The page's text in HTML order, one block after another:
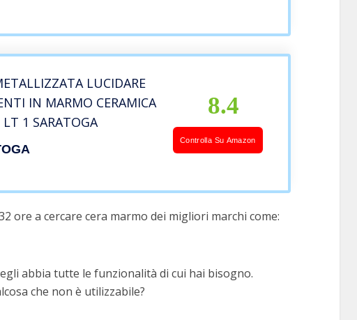
LUCIDARE
IN MARMO CERAMICA
LT 1 SARATOGA
8.4
Controlla Su Amazon
ore a cercare cera marmo dei migliori marchi come:
abbia tutte le funzionalità di cui hai bisogno.
che non è utilizzabile?